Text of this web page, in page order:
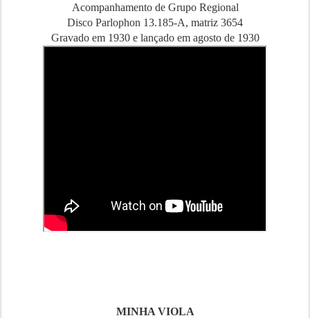
Acompanhamento de Grupo Regional
Disco Parlophon 13.185-A, matriz 3654
Gravado em 1930 e lançado em agosto de 1930
MINHA VIOLA